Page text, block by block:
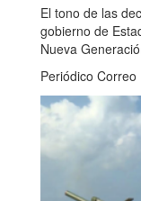
El tono de las
gobierno de
Nueva
Periódico Correo